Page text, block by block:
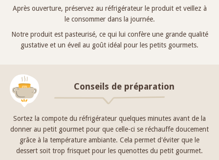
Après ouverture, préservez au réfrigérateur le produit et veillez à
le consommer dans la journée.
Notre produit est pasteurisé, ce qui lui confère une grande qualité
gustative et un éveil au goût idéal pour les petits gourmets.
Conseils de préparation
Sortez la compote du réfrigérateur quelques minutes avant de la
donner au petit gourmet pour que celle-ci se réchauffe doucement
grâce à la température ambiante. Cela permet d'éviter que le
dessert soit trop frisquet pour les quenottes du petit gourmet.